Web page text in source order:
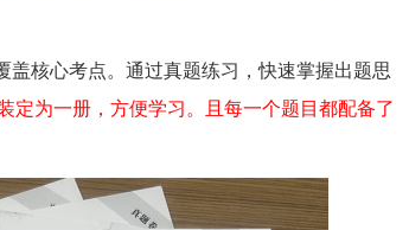
盖核心考点。通过真题练习，快速掌握出题思
定为一册，方便学习。且每一个题目都配备了